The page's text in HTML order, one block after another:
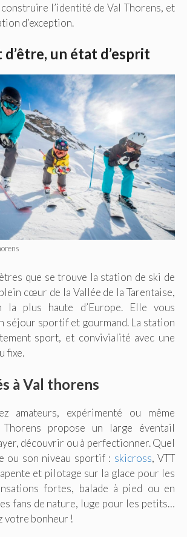
l’identité de Val Thorens, et
d’exception.
un état d’esprit
que se trouve la station de ski de
cœur de la Vallée de la Tarentaise,
la plus haute d’Europe. Elle vous
séjour sportif et gourmand. La station
sport, et convivialité avec une
fixe.
à Val thorens
amateurs, expérimenté ou même
propose un large éventail
découvrir ou à perfectionner. Quel
ou son niveau sportif : skicross, VTT
et pilotage sur la glace pour les
fortes, balade à pied ou en
fans de nature, luge pour les petits…
votre bonheur !